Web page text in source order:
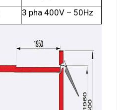
3 pha 400V – 50Hz